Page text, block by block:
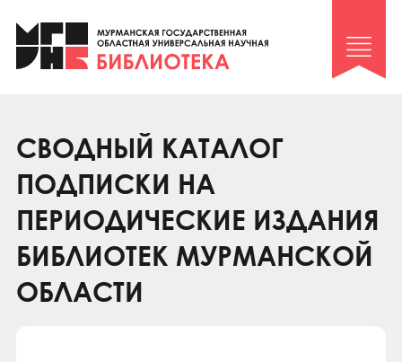
Клуб «Гиря и сельдерей»
Клуб «Семейный архив»
Коллегам
Контакты
СВОДНЫЙ КАТАЛОГ
ПОДПИСКИ НА
ПЕРИОДИЧЕСКИЕ ИЗДАНИЯ
БИБЛИОТЕК МУРМАНСКОЙ
ОБЛАСТИ